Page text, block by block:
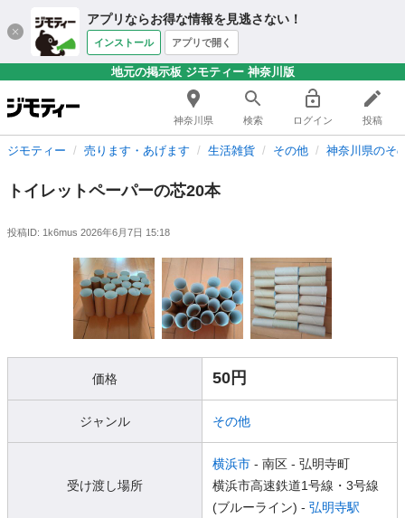
アプリならお得な情報を見逃さない！
インストール アプリで開く
地元の掲示板 ジモティー 神奈川版
神奈川県 検索 ログイン 投稿
ジモティー 売ります・あげます 生活雑貨 その他 神奈川県のそ
トイレットペーパーの芯20本
投稿ID: 1k6mus 2026年6月7日 15:18
価格 50円
ジャンル その他
受け渡し場所
横浜市 - 南区 - 弘明寺町
横浜市高速鉄道1号線・3号線
(ブルーライン) - 弘明寺駅